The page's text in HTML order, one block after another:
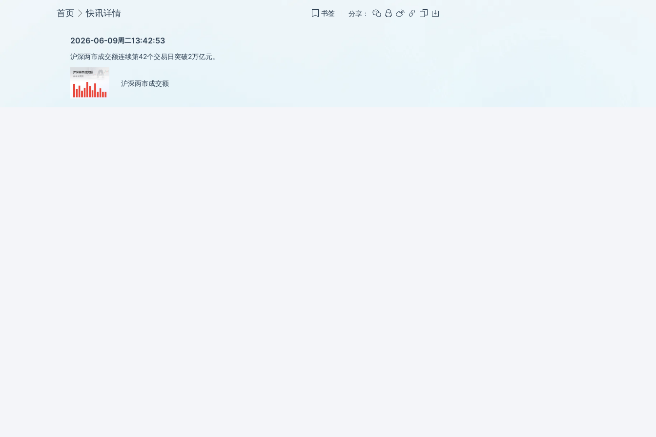
首页 快讯详情 书签 分享：
2026-06-09周二13:42:53
沪深两市成交额连续第42个交易日突破2万亿元。
沪深两市成交额